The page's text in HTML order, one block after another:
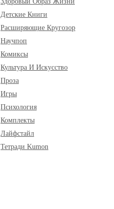
Детские Книги
Расширяющие Кругозор
Научпоп
Комиксы
Культура И Искусство
Проза
Игры
Психология
Комплекты
Лайфстайл
Тетради Kumon